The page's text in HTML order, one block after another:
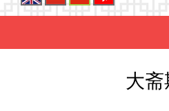
大斋